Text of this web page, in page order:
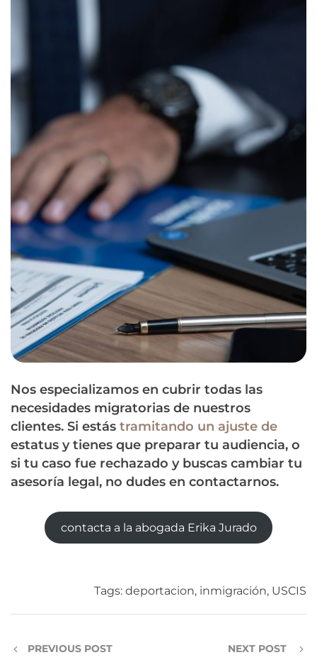
Nos especializamos en cubrir todas las
necesidades migratorias de nuestros
clientes. Si estás tramitando un ajuste de
estatus y tienes que preparar tu audiencia, o
si tu caso fue rechazado y buscas cambiar tu
asesoría legal, no dudes en contactarnos.
contacta a la abogada Erika Jurado
Tags: deportacion, inmigración, USCIS
PREVIOUS POST NEXT POST